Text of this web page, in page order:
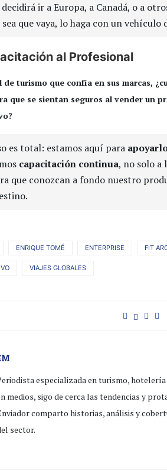
ir a Europa, a Canadá, o a
sea que vaya, lo haga con un vehículo
al Profesional
turismo que confía en sus marcas,
que se sientan seguros al vender un
es total: estamos aquí para
capacitación continua, no solo a
que conozcan a fondo nuestro
ENRIQUE TOMÉ ENTERPRISE FIT
VIAJES GLOBALES
especializada en turismo,
medios, sigo de cerca las tendencias y
comparto historias, análisis y
sector.